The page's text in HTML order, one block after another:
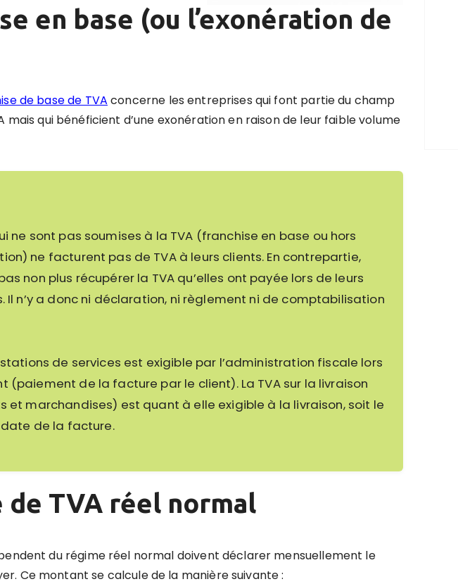
en base (ou l’exonération de
de base de TVA concerne les entreprises qui font partie du champ
mais qui bénéficient d’une exonération en raison de leur faible volume
ne sont pas soumises à la TVA (franchise en base ou hors
ne facturent pas de TVA à leurs clients. En contrepartie,
non plus récupérer la TVA qu’elles ont payée lors de leurs
n’y a donc ni déclaration, ni règlement ni de comptabilisation
de services est exigible par l’administration fiscale lors
(paiement de la facture par le client). La TVA sur la livraison
et marchandises) est quant à elle exigible à la livraison, soit le
de la facture.
de TVA réel normal
du régime réel normal doivent déclarer mensuellement le
Ce montant se calcule de la manière suivante :